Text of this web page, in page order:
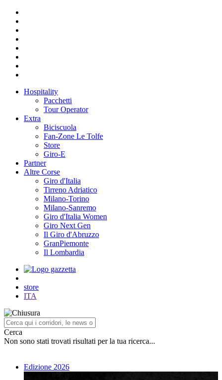
Hospitality
Pacchetti
Tour Operator
Extra
Biciscuola
Fan-Zone Le Tolfe
Store
Giro-E
Partner
Altre Corse
Giro d'Italia
Tirreno Adriatico
Milano-Torino
Milano-Sanremo
Giro d'Italia Women
Giro Next Gen
Il Giro d'Abruzzo
GranPiemonte
Il Lombardia
store
ITA
Cerca
Non sono stati trovati risultati per la tua ricerca...
Edizione 2026